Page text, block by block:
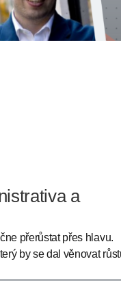
a
přerůstat přes hlavu.
by se dal věnovat